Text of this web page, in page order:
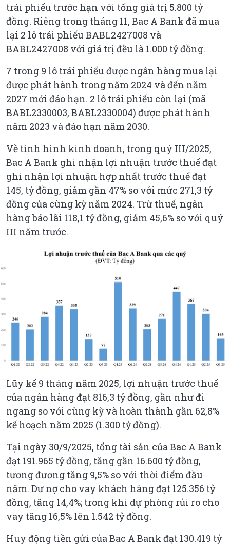
trái phiếu trước hạn với tổng giá trị 5.800 tỷ
đồng. Riêng trong tháng 11, Bac A Bank đã mua
lại 2 lô trái phiếu BABL2427008 và
BABL2427008 với giá trị đều là 1.000 tỷ đồng.
7 trong 9 lô trái phiếu được ngân hàng mua lại
được phát hành trong năm 2024 và đến năm
2027 mới đáo hạn. 2 lô trái phiếu còn lại (mã
BABL2330003, BABL2330004) được phát hành
năm 2023 và đáo hạn năm 2030.
Về tình hình kinh doanh, trong quý III/2025,
Bac A Bank ghi nhận lợi nhuận trước thuế đạt
ghi nhận lợi nhuận hợp nhất trước thuế đạt
145, tỷ đồng, giảm gần 47% so với mức 271,3 tỷ
đồng của cùng kỳ năm 2024. Trừ thuế, ngân
hàng báo lãi 118,1 tỷ đồng, giảm 45,6% so với quý
III năm trước.
Lũy kế 9 tháng năm 2025, lợi nhuận trước thuế
của ngân hàng đạt 816,3 tỷ đồng, gần như đi
ngang so với cùng kỳ và hoàn thành gần 62,8%
kế hoạch năm 2025 (1.300 tỷ đồng).
Tại ngày 30/9/2025, tổng tài sản của Bac A Bank
đạt 191.965 tỷ đồng, tăng gần 16.600 tỷ đồng,
tương đương tăng 9,5% so với thời điểm đầu
năm. Dư nợ cho vay khách hàng đạt 125.356 tỷ
đồng, tăng 14,4%; trong khi dự phòng rủi ro cho
vay tăng 16,5% lên 1.542 tỷ đồng.
Huy động tiền gửi của Bac A Bank đạt 130.419 tỷ